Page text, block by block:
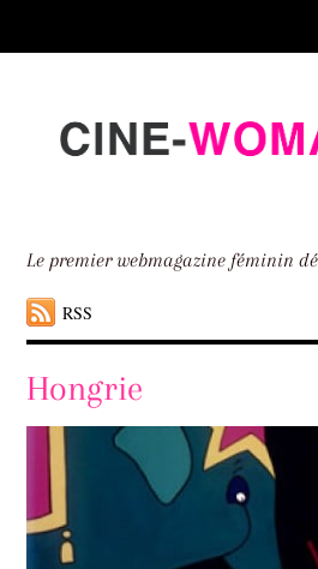
down
Le premier webmagazine féminin
RSS
Hongrie